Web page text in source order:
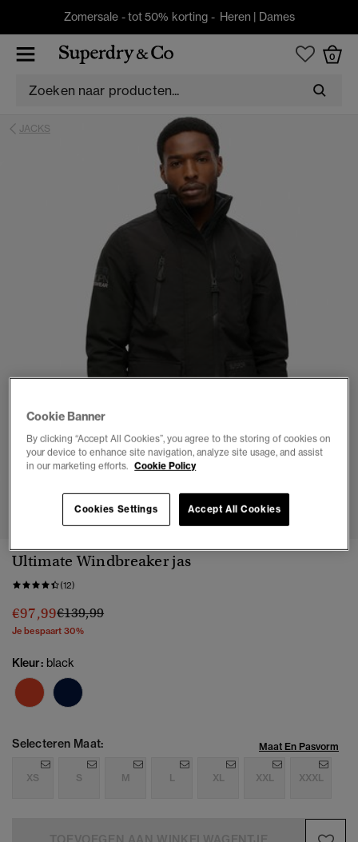
Zomersale - tot 50% korting - Heren | Dames
0
JACKS
1 2 3 4 5 6 7 8
Ultimate Windbreaker jas
(12)
€97,99Prijs verlaagd van
€139,99naar
Je bespaart 30%
Kleur: black
Selecteren Maat: Maat En Pasvorm
XS S M L XL XXL XXXL
Cookie Banner
By clicking “Accept All Cookies”, you agree to the storing of cookies on
your device to enhance site navigation, analyze site usage, and assist
in our marketing efforts. Cookie Policy
Cookies Settings Accept All Cookies